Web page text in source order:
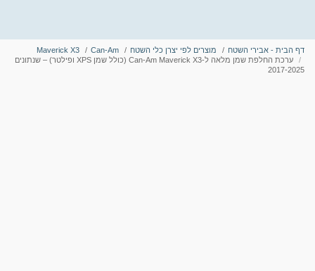
דף הבית - אבירי השטח מוצרים לפי יצרן כלי השטח Can-Am
Maverick X3
ערכת החלפת שמן מלאה ל-Can-Am Maverick X3 (כולל שמן XPS ופילטר) – שנתונים
2017-2025